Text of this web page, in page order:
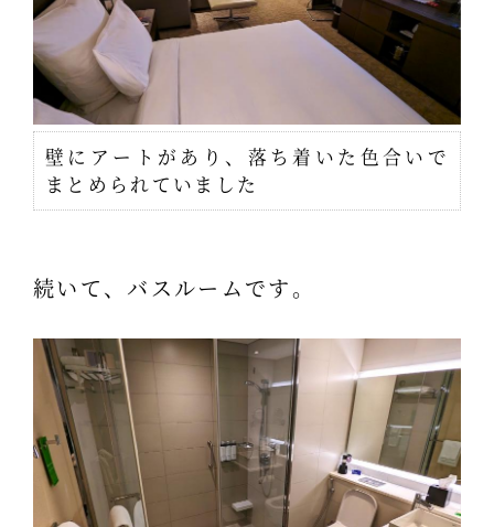
壁にアートがあり、落ち着いた色合いで
まとめられていました
続いて、バスルームです。